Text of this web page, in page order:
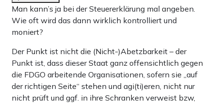
Man kann’s ja bei der Steuererklärung mal angeben.
Wie oft wird das dann wirklich kontrolliert und
moniert?
Der Punkt ist nicht die (Nicht-)Abetzbarkeit – der
Punkt ist, dass dieser Staat ganz offensichtlich gegen
die FDGO arbeitende Organisationen, sofern sie „auf
der richtigen Seite“ stehen und agi(ti)eren, nicht nur
nicht prüft und ggf. in ihre Schranken verweist bzw,